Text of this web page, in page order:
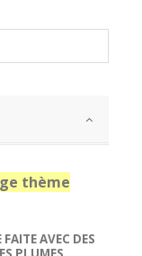
thème
AVEC DES